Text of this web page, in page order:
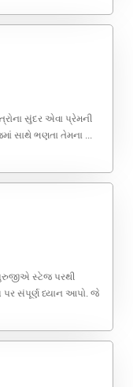
સુંદર એવા પ્રેમની
સાથે ભણતા તેમના ...
સ્ટેજ પરથી
પર સંપૂર્ણ ધ્યાન આપો. જે